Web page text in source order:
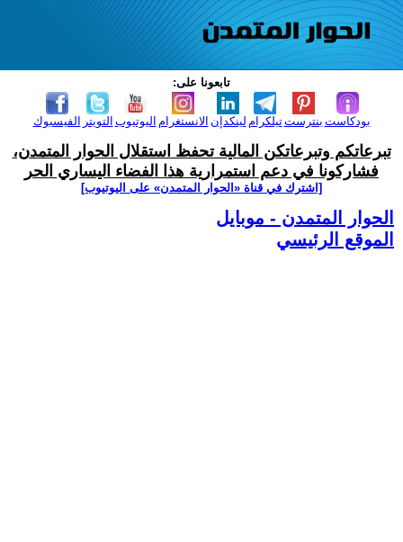
تابعونا على:
الفيسبوك التويتر اليوتيوب الانستغرام لينكدإن تيلكرامبنترست بودكاست
تبرعاتكم وتبرعاتكن المالية تحفظ استقلال الحوار المتمدن،
فشاركونا في دعم استمرارية هذا الفضاء اليساري الحر
[اشترك في قناة ‫«الحوار المتمدن» على اليوتيوب]
الحوار المتمدن - موبايل
الموقع الرئيسي